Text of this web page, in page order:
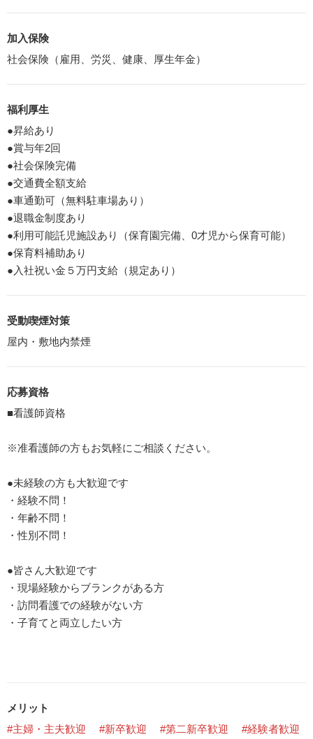
加入保険
社会保険（雇用、労災、健康、厚生年金）
福利厚生
●昇給あり
●賞与年2回
●社会保険完備
●交通費全額支給
●車通勤可（無料駐車場あり）
●退職金制度あり
●利用可能託児施設あり（保育園完備、0才児から保育可能）
●保育料補助あり
●入社祝い金５万円支給（規定あり）
受動喫煙対策
屋内・敷地内禁煙
応募資格
■看護師資格
※准看護師の方もお気軽にご相談ください。
●未経験の方も大歓迎です
・経験不問！
・年齢不問！
・性別不問！
●皆さん大歓迎です
・現場経験からブランクがある方
・訪問看護での経験がない方
・子育てと両立したい方
メリット
#主婦・主夫歓迎
#新卒歓迎 #第二新卒歓迎
#経験者歓迎